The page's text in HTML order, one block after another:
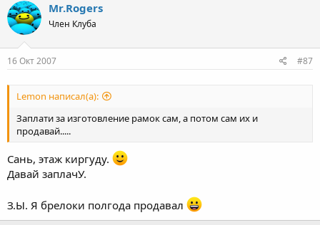
Mr.Rogers
Член Клуба
16 Окт 2007 #87
Lemon написал(а):
Заплати за изготовление рамок сам, а потом сам их и
продавай.....
Сань, этаж киргуду.
Давай заплачУ.
З.Ы. Я брелоки полгода продавал